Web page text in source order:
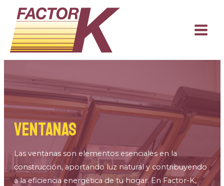
contenido
Ventanas
Las ventanas son elementos esenciales en la
construcción, aportando luz natural y contribuyendo
a la eficiencia energética de tu hogar. En Factor-K,